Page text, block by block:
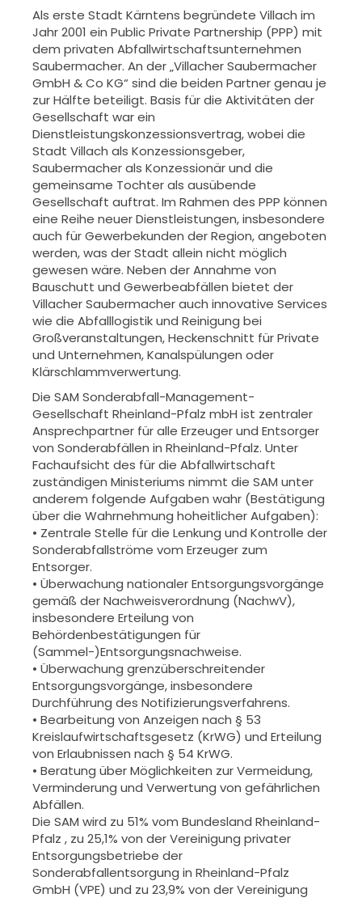
Als erste Stadt Kärntens begründete Villach im
Jahr 2001 ein Public Private Partnership (PPP) mit
dem privaten Abfallwirtschaftsunternehmen
Saubermacher. An der „Villacher Saubermacher
GmbH & Co KG“ sind die beiden Partner genau je
zur Hälfte beteiligt. Basis für die Aktivitäten der
Gesellschaft war ein
Dienstleistungskonzessionsvertrag, wobei die
Stadt Villach als Konzessionsgeber,
Saubermacher als Konzessionär und die
gemeinsame Tochter als ausübende
Gesellschaft auftrat. Im Rahmen des PPP können
eine Reihe neuer Dienstleistungen, insbesondere
auch für Gewerbekunden der Region, angeboten
werden, was der Stadt allein nicht möglich
gewesen wäre. Neben der Annahme von
Bauschutt und Gewerbeabfällen bietet der
Villacher Saubermacher auch innovative Services
wie die Abfalllogistik und Reinigung bei
Großveranstaltungen, Heckenschnitt für Private
und Unternehmen, Kanalspülungen oder
Klärschlammverwertung.
Die SAM Sonderabfall-Management-
Gesellschaft Rheinland-Pfalz mbH ist zentraler
Ansprechpartner für alle Erzeuger und Entsorger
von Sonderabfällen in Rheinland-Pfalz. Unter
Fachaufsicht des für die Abfallwirtschaft
zuständigen Ministeriums nimmt die SAM unter
anderem folgende Aufgaben wahr (Bestätigung
über die Wahrnehmung hoheitlicher Aufgaben):
• Zentrale Stelle für die Lenkung und Kontrolle der
Sonderabfallströme vom Erzeuger zum
Entsorger.
• Überwachung nationaler Entsorgungsvorgänge
gemäß der Nachweisverordnung (NachwV),
insbesondere Erteilung von
Behördenbestätigungen für
(Sammel-)Entsorgungsnachweise.
• Überwachung grenzüberschreitender
Entsorgungsvorgänge, insbesondere
Durchführung des Notifizierungsverfahrens.
• Bearbeitung von Anzeigen nach § 53
Kreislaufwirtschaftsgesetz (KrWG) und Erteilung
von Erlaubnissen nach § 54 KrWG.
• Beratung über Möglichkeiten zur Vermeidung,
Verminderung und Verwertung von gefährlichen
Abfällen.
Die SAM wird zu 51% vom Bundesland Rheinland-
Pfalz , zu 25,1% von der Vereinigung privater
Entsorgungsbetriebe der
Sonderabfallentsorgung in Rheinland-Pfalz
GmbH (VPE) und zu 23,9% von der Vereinigung